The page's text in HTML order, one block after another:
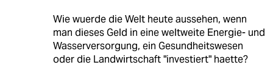
Wie wuerde die Welt heute aussehen, wenn
man dieses Geld in eine weltweite Energie- und
Wasserversorgung, ein Gesundheitswesen
oder die Landwirtschaft "investiert" haette?